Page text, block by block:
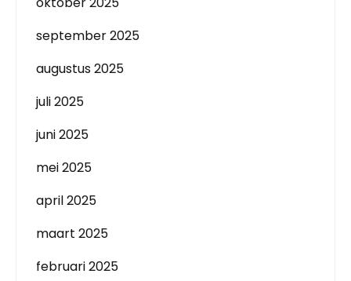
september 2025
augustus 2025
juli 2025
juni 2025
mei 2025
april 2025
maart 2025
februari 2025